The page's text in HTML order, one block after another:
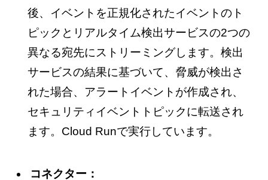
後、イベントを正規化されたイベントのト
ピックとリアルタイム検出サービスの2つの
異なる宛先にストリーミングします。検出
サービスの結果に基づいて、脅威が検出さ
れた場合、アラートイベントが作成され、
セキュリティイベントトピックに転送され
ます。Cloud Runで実行しています。
コネクター：